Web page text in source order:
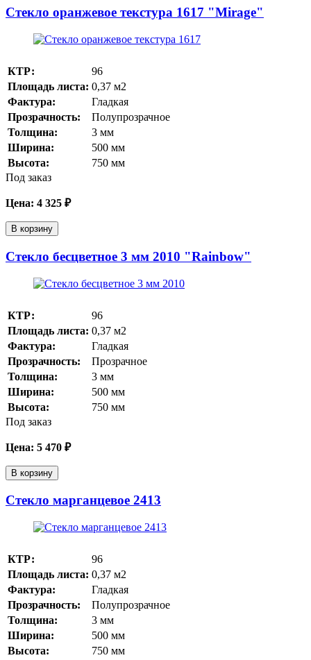
Стекло оранжевое текстура 1617 "Mirage"
КТР:
96
Площадь листа: 0,37 м2
Фактура:
Гладкая
Прозрачность:
Полупрозрачное
Толщина:
3 мм
Ширина:
500 мм
Высота:
750 мм
Под заказ
Цена: 4 325 ₽
В корзину
Стекло бесцветное 3 мм 2010 "Rainbow"
КТР:
96
Площадь листа: 0,37 м2
Фактура:
Гладкая
Прозрачность:
Прозрачное
Толщина:
3 мм
Ширина:
500 мм
Высота:
750 мм
Под заказ
Цена: 5 470 ₽
В корзину
Стекло марганцевое 2413
КТР:
96
Площадь листа: 0,37 м2
Фактура:
Гладкая
Прозрачность:
Полупрозрачное
Толщина:
3 мм
Ширина:
500 мм
Высота:
750 мм